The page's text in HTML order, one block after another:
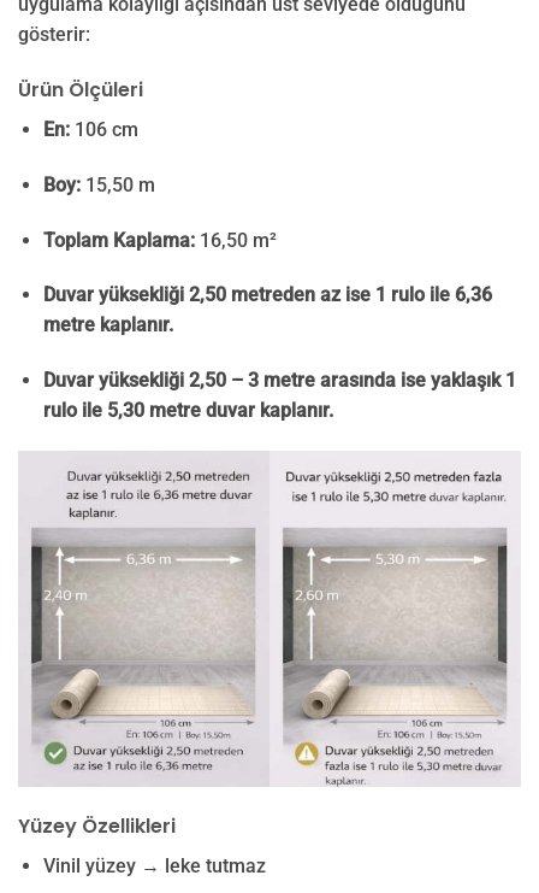
gösterir:
Ürün Ölçüleri
En:106 cm
Boy:15,50 m
Toplam Kaplama:16,50 m²
Duvar yüksekliği 2,50 metreden az ise 1 rulo ile 6,36
metre kaplanır.
Duvar yüksekliği 2,50 – 3 metre arasında ise yaklaşık 1
rulo ile 5,30 metre duvar kaplanır.
Yüzey Özellikleri
Vinil yüzey → leke tutmaz